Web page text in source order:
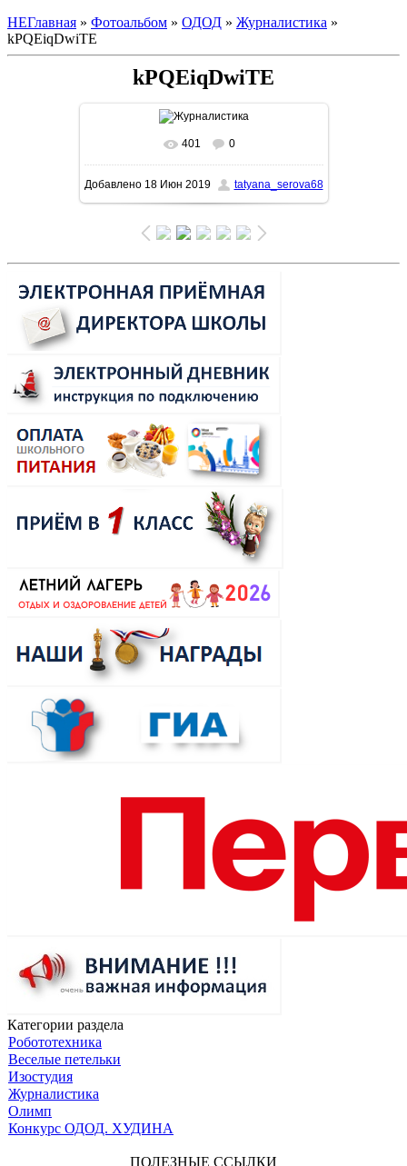
НЕГлавная » Фотоальбом » ОДОД » Журналистика »
kPQEiqDwiTE
kPQEiqDwiTE
В реальном размере
556.3Kb
401 0
Добавлено18 Июн 2019 tatyana_serova68
Категории раздела
Робототехника
Веселые петельки
Изостудия
Журналистика
Олимп
Конкурс ОДОД. ХУДИНА
ПОЛЕЗНЫЕ ССЫЛКИ